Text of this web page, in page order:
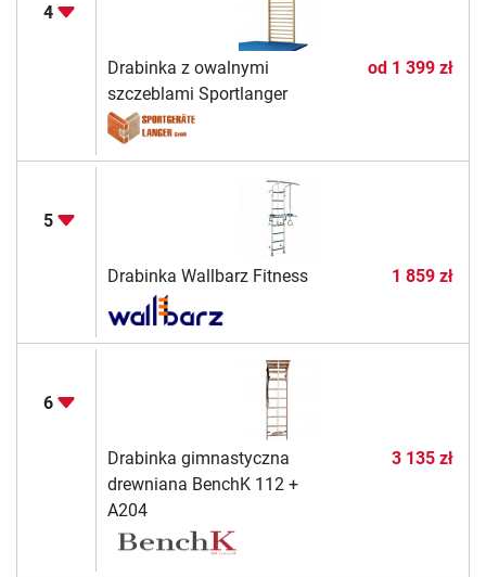
4
Drabinka z owalnymi
szczeblami Sportlanger
od 1 399 zł
5
Drabinka Wallbarz Fitness 1 859 zł
6
Drabinka gimnastyczna
drewniana BenchK 112 +
A204
3 135 zł